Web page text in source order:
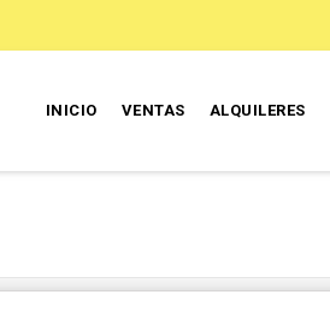
INICIO VENTAS ALQUILERES